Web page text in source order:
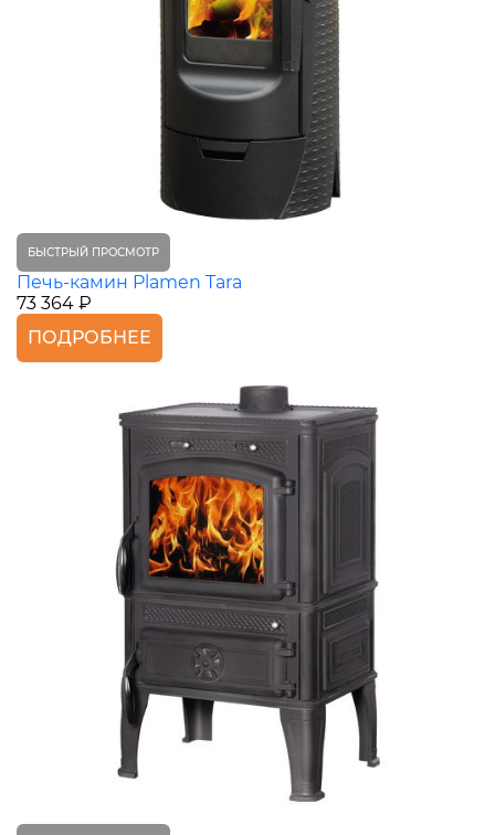
БЫСТРЫЙ ПРОСМОТР
Печь-камин Plamen Tara
73 364 ₽
ПОДРОБНЕЕ